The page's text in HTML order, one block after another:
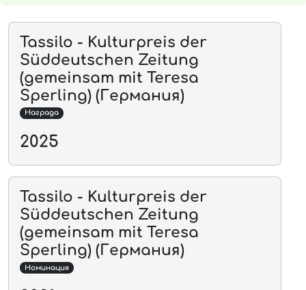
Tassilo - Kulturpreis der
Süddeutschen Zeitung
(gemeinsam mit Teresa
Sperling) (Германия)
Награда
2025
Tassilo - Kulturpreis der
Süddeutschen Zeitung
(gemeinsam mit Teresa
Sperling) (Германия)
Номинация